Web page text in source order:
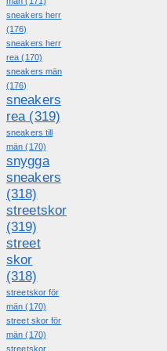
sneakers herr
(176)
sneakers herr
rea (170)
sneakers män
(176)
sneakers
rea (319)
sneakers till
män (170)
snygga
sneakers
(318)
streetskor
(319)
street
skor
(318)
streetskor för
män (170)
street skor för
män (170)
streetskor